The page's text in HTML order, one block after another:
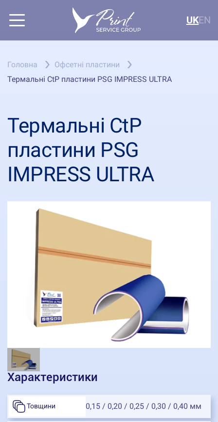
UKEN
Головна
Офсетні пластини
Термальні CtP пластини PSG IMPRESS ULTRA
Термальні CtP
пластини PSG
IMPRESS ULTRA
Характеристики
Товщини 0,15 / 0,20 / 0,25 / 0,30 / 0,40 мм